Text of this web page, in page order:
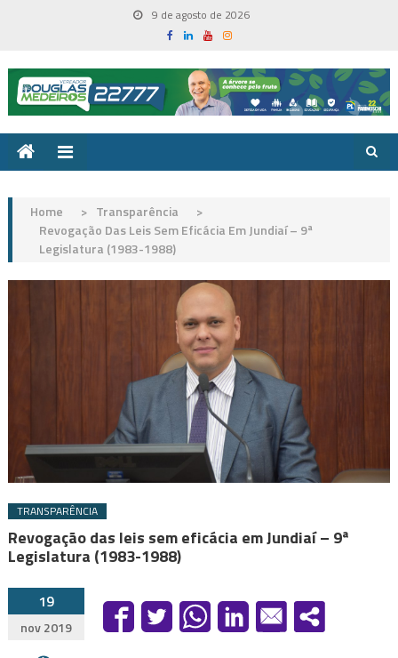
9 de agosto de 2026
Home > Transparência
>
Revogação Das Leis Sem Eficácia Em Jundiaí – 9ª
Legislatura (1983-1988)
TRANSPARÊNCIA
Revogação das leis sem eficácia em Jundiaí – 9ª
Legislatura (1983-1988)
19
nov 2019